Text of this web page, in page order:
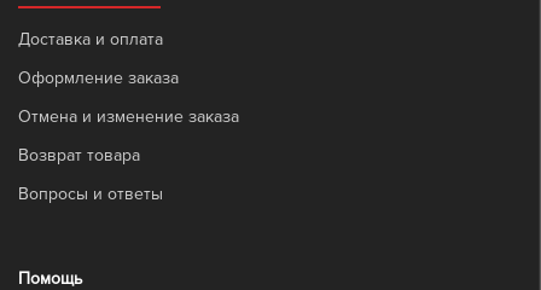
Доставка и оплата
Оформление заказа
Отмена и изменение заказа
Возврат товара
Вопросы и ответы
Помощь